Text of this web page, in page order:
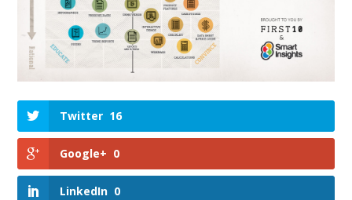
Twitter 16
Google+ 0
LinkedIn 0